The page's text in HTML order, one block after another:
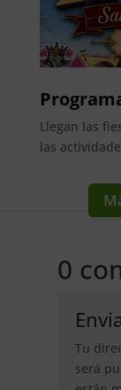
Llegan las
las
0
Tu
será